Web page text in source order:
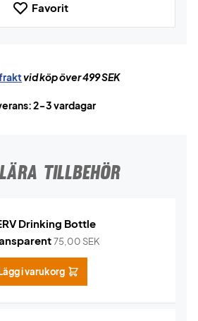
Favorit
vid köp över 499 SEK
2-3 vardagar
TILLBEHÖR
Drinking Bottle
75,00 SEK
i varukorg